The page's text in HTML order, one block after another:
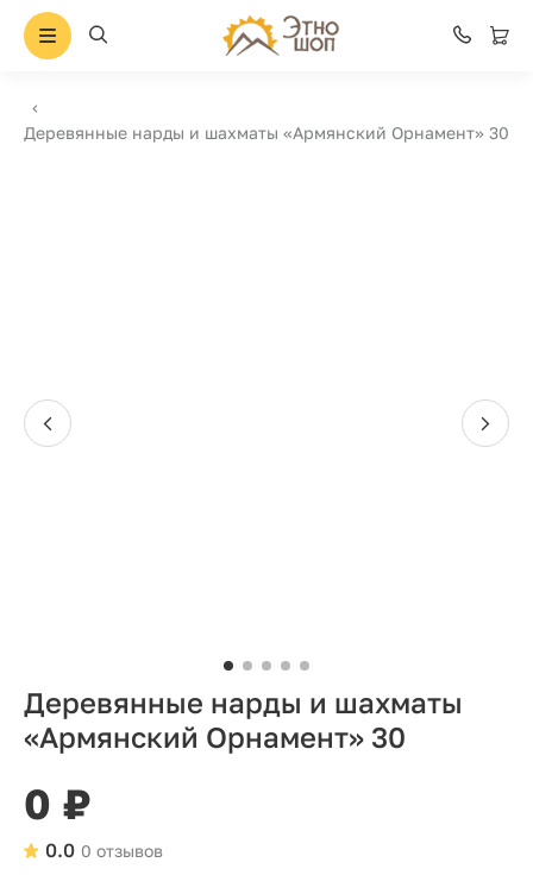
Деревянные нарды и шахматы «Армянский Орнамент» 30
Деревянные нарды и шахматы
«Армянский Орнамент» 30
0 ₽
0 отзывов
0.0